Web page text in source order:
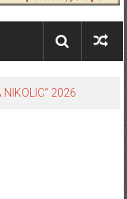
NIKOLIC“ 2026